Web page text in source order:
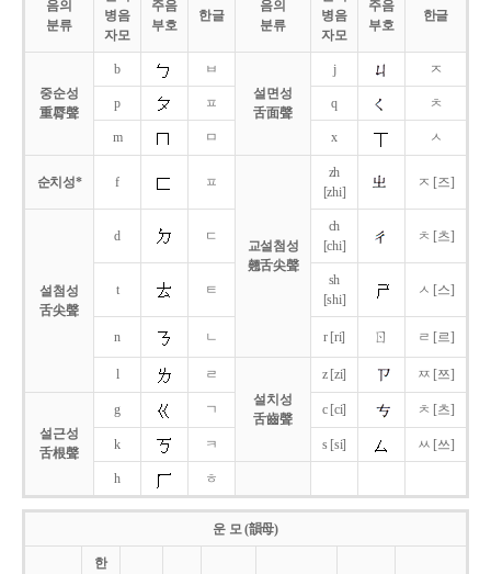
음의
분류
병음
자모
주음
부호
한글
음의
분류
병음
자모
주음
부호
한글
중순성
重脣聲
b
ㅂ
설면성
舌面聲
j ㅈ
p ㅍ q ㅊ
m ㅁ x ㅅ
순치성* f ㅍ
교설첨성
翹舌尖聲
zh
[zhi]
ㅈ [즈]
설첨성
舌尖聲
d ㄷ
ch
[chi]
ㅊ [츠]
t ㅌ
sh
[shi]
ㅅ [스]
n ㄴ r [ri] ㄖ ㄹ [르]
l
ㄹ
설치성
舌齒聲
z [zi] ㅉ [쯔]
설근성
舌根聲
g ㄱ c [ci] ㅊ [츠]
k ㅋ s [si] ㅆ [쓰]
h ㅎ
운 모 (韻母)
한